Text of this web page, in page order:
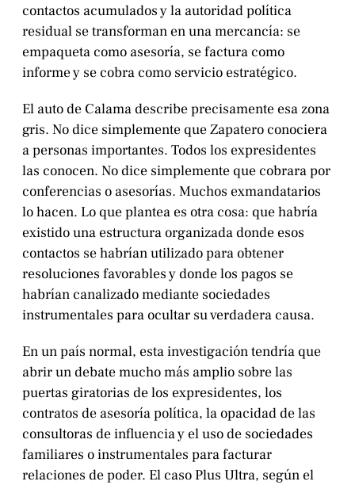
contactos acumulados y la autoridad política
residual se transforman en una mercancía: se
empaqueta como asesoría, se factura como
informe y se cobra como servicio estratégico.
El auto de Calama describe precisamente esa zona
gris. No dice simplemente que Zapatero conociera
a personas importantes. Todos los expresidentes
las conocen. No dice simplemente que cobrara por
conferencias o asesorías. Muchos exmandatarios
lo hacen. Lo que plantea es otra cosa: que habría
existido una estructura organizada donde esos
contactos se habrían utilizado para obtener
resoluciones favorables y donde los pagos se
habrían canalizado mediante sociedades
instrumentales para ocultar su verdadera causa.
En un país normal, esta investigación tendría que
abrir un debate mucho más amplio sobre las
puertas giratorias de los expresidentes, los
contratos de asesoría política, la opacidad de las
consultoras de influencia y el uso de sociedades
familiares o instrumentales para facturar
relaciones de poder. El caso Plus Ultra, según el